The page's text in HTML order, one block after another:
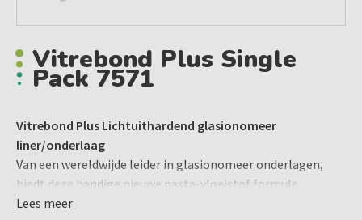
Vitrebond Plus Single
Pack 7571
Vitrebond Plus Lichtuithardend glasionomeer
liner/onderlaag
Van een wereldwijde leider in glasionomeer onderlagen,
biedt deze handige nieuwe pasta-vloeistof formule
een uitstekende bescherming en nauwkeurige dosering.
Lees meer